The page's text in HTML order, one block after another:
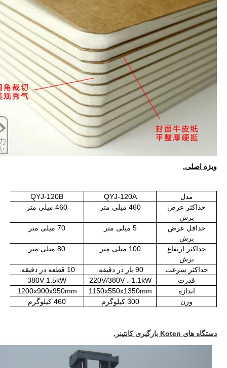
ویژه اصلی.
مدل QYJ-120A
QYJ-120B
حداکثر عرض
برش
460 میلی متر 460 میلی متر
حداقل عرض
برش
5 میلی متر 70 میلی متر
حداکثر ارتفاع
برش
100 میلی متر 80 میلی متر
حداکثر سرعت 90 بار در دقیقه.
10 قطعه در دقیقه.
قدرت
220V/380V ، 1.1kW
380V 1.5kW
اندازه
1150x550x1350mm
1200x900x950mm
وزن
300 کیلوگرم 460 کیلوگرم
دستگاه های Koten بارگیری کانتینر.